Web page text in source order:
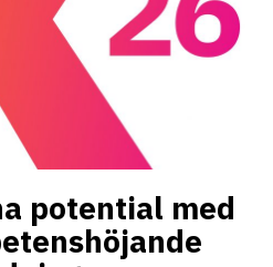
potential med